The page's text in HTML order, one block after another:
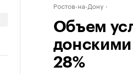
Ростов-на-Дону
Объем
28%